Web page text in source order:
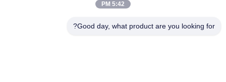
معدات التبادل الأيوني المعدنية / النقية لمياه الشرب / الدقة / تنقية
5:42 PM
Good day, what product are you looking for?